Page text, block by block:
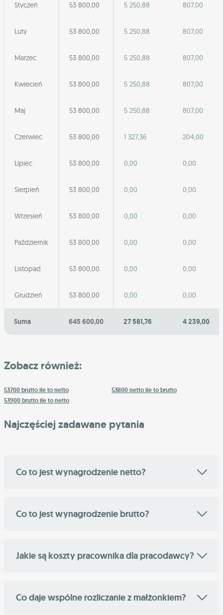
Styczeń 53 800,00 5 250,88 807,00
Luty 53 800,00 5 250,88 807,00
Marzec 53 800,00 5 250,88 807,00
Kwiecień 53 800,00 5 250,88 807,00
Maj 53 800,00 5 250,88 807,00
Czerwiec 53 800,00 1 327,36 204,00
Lipiec 53 800,00 0,00 0,00
Sierpień 53 800,00 0,00 0,00
Wrzesień 53 800,00 0,00 0,00
Październik 53 800,00 0,00 0,00
Listopad 53 800,00 0,00 0,00
Grudzień 53 800,00 0,00 0,00
Suma 645 600,00 27 581,76 4 239,00
Zobacz również:
53700 brutto ile to netto
53800 netto ile to brutto
53900 brutto ile to netto
Najczęściej zadawane pytania
Co to jest wynagrodzenie netto?
Co to jest wynagrodzenie brutto?
Jakie są koszty pracownika dla pracodawcy?
Co daje wspólne rozliczanie z małżonkiem?